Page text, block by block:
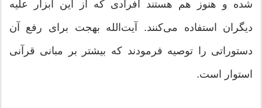
شده و هنوز هم هستند افرادی که از این ابزار علیه
دیگران استفاده می‌کنند. آیت‌الله بهجت برای رفع آن
دستوراتی را توصیه فرمودند که بیشتر بر مبانی قرآنی
استوار است.